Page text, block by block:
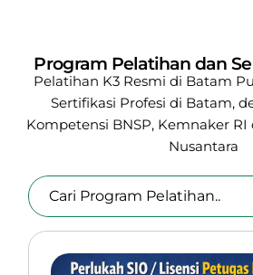
Program Pelatihan dan
Pelatihan K3 Resmi di Batam
Sertifikasi Profesi di Batam,
Kompetensi BNSP, Kemnaker RI
Nusantara